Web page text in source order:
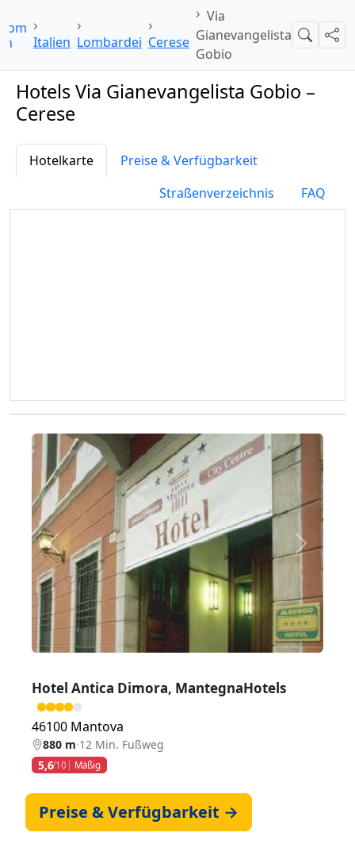
Italien Lombardei Cerese
Via
Gianevangelista
Gobio
Suche
Hotels Via Gianevangelista Gobio –
Cerese
Hotelkarte
Preise & Verfügbarkeit
Straßenverzeichnis
FAQ
Zurück Weiter
Hotel Antica Dimora, MantegnaHotels
46100 Mantova
880 m·12 Min. Fußweg
5,6/10 Mäßig
Preise & Verfügbarkeit →